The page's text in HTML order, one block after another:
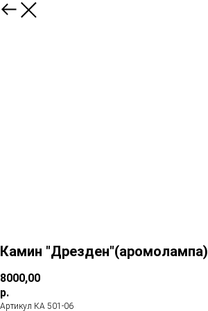
Камин "Дрезден"(аромолампа)
8000,00
р.
Артикул КА 501-06